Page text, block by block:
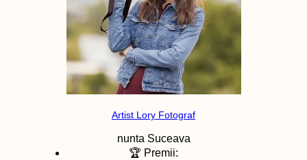
Artist Lory Fotograf
nunta Suceava
🏆 Premii: